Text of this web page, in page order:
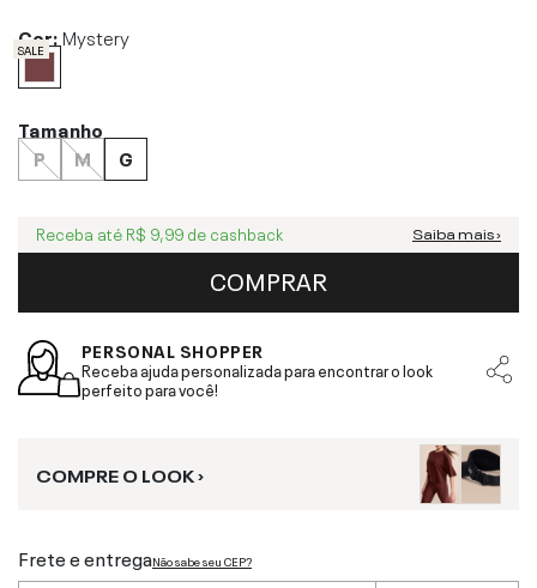
Cor:Mystery
SALE
Tamanho
P
M G
Receba até R$ 9,99 de cashback Saiba mais ›
COMPRAR
PERSONAL SHOPPER
Receba ajuda personalizada para encontrar o look
perfeito para você!
COMPRE O LOOK ›
Frete e entregaNão sabe seu CEP?